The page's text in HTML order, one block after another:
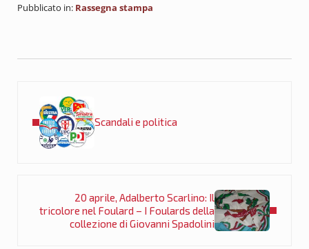
Pubblicato in: Rassegna stampa
Scandali e politica
20 aprile, Adalberto Scarlino: Il
tricolore nel Foulard – I Foulards della
collezione di Giovanni Spadolini